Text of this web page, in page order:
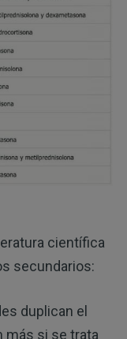
científica
secundarios:
duplican el
más si se trata